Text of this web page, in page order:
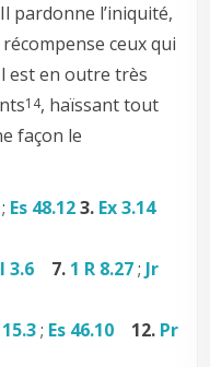
pardonne l’iniquité,
ceux qui
est en outre très
14, haïssant tout
façon le
; Es 48.123. Ex 3.14
3.6 7. 1 R 8.27;Jr
; Es 46.10 12. Pr